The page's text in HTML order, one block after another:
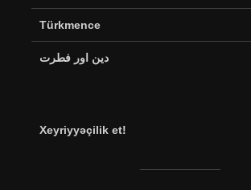
Türkmence
دین اور فطرت
Xeyriyyəçilik et!